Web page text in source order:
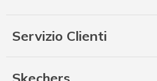
Servizio Clienti